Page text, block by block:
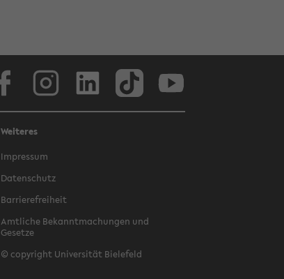
Weiteres
Impressum
Datenschutz
Barrierefreiheit
Amtliche Bekanntmachungen und
Gesetze
© copyright Universität Bielefeld